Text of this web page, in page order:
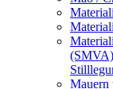
Mauern